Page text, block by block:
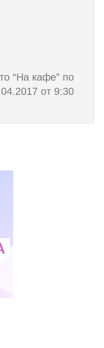
“На кафе” по
от 9:30